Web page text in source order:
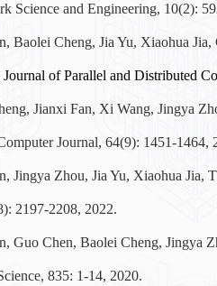
Science and Engineering, 10(2):
Baolei Cheng, Jia Yu, Xiaohua Jia,
Journal of Parallel and Distributed
Jianxi Fan, Xi Wang, Jingya
Journal, 64(9): 1451-1464,
Jingya Zhou, Jia Yu, Xiaohua Jia,
2197-2208, 2022.
Guo Chen, Baolei Cheng, Jingya
835: 1-14, 2020.